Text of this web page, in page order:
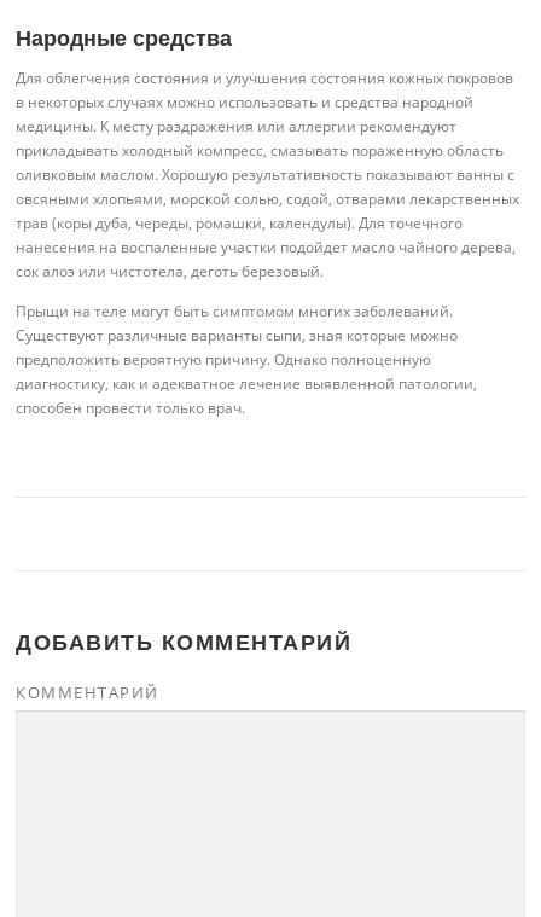
Народные средства
Для облегчения состояния и улучшения состояния кожных покровов
в некоторых случаях можно использовать и средства народной
медицины. К месту раздражения или аллергии рекомендуют
прикладывать холодный компресс, смазывать пораженную область
оливковым маслом. Хорошую результативность показывают ванны с
овсяными хлопьями, морской солью, содой, отварами лекарственных
трав (коры дуба, череды, ромашки, календулы). Для точечного
нанесения на воспаленные участки подойдет масло чайного дерева,
сок алоэ или чистотела, деготь березовый.
Прыщи на теле могут быть симптомом многих заболеваний.
Существуют различные варианты сыпи, зная которые можно
предположить вероятную причину. Однако полноценную
диагностику, как и адекватное лечение выявленной патологии,
способен провести только врач.
ДОБАВИТЬ КОММЕНТАРИЙ
КОММЕНТАРИЙ